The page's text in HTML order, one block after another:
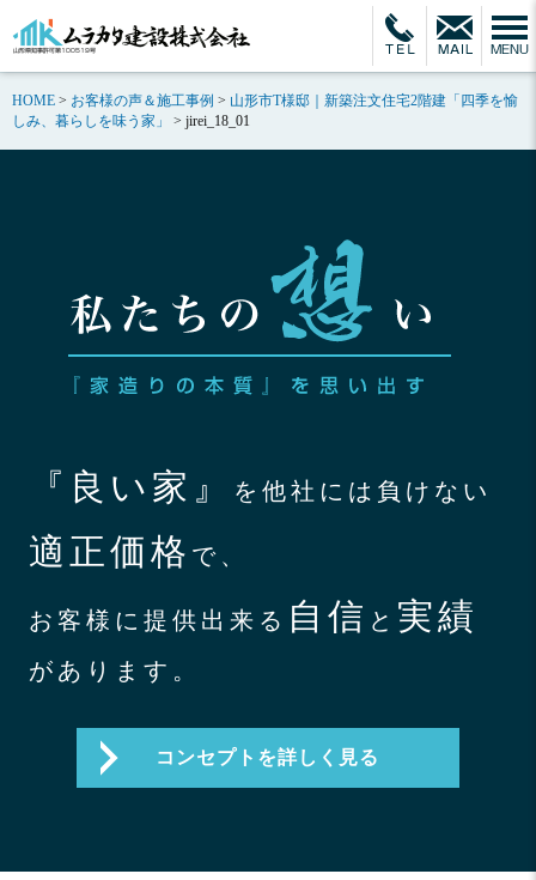
HOME > お客様の声＆施工事例 > 山形市T様邸｜新築注文住宅2階建「四季を愉
しみ、暮らしを味う家」
> jirei_18_01
『良い家』 を他社には負けない
適正価格 で、
お客様に提供出来る 自信 と 実績
があります。
コンセプトを詳しく見る